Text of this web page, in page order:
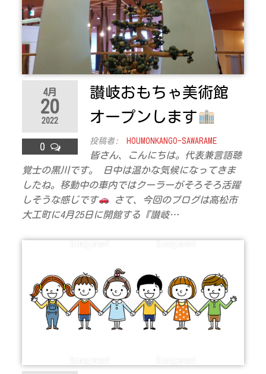
4月
20
2022
0
讃岐おもちゃ美術館
オープンします
投稿者: HOUMONKANGO-SAWARAME
皆さん、こんにちは。代表兼言語聴
覚士の黒川です。 日中は温かな気候になってきま
したね。移動中の車内ではクーラーがそろそろ活躍
しそうな感じです
さて、今回のブログは高松市
大工町に4月25日に開館する『讃岐…